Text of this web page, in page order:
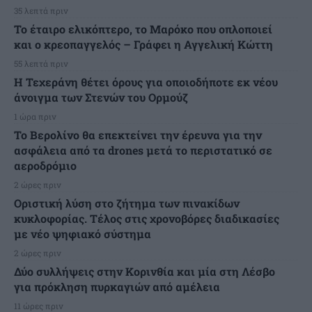
35 λεπτά πριν
Το έταιρο ελικόπτερο, το Μαρόκο που οπλοποιεί
και ο κρεοπαγγελός – Γράφει η Αγγελική Κώττη
55 λεπτά πριν
Η Τεχεράνη θέτει όρους για οποιοδήποτε εκ νέου
άνοιγμα των Στενών του Ορμούζ
1 ώρα πριν
Το Βερολίνο θα επεκτείνει την έρευνα για την
ασφάλεια από τα drones μετά το περιστατικό σε
αεροδρόμιο
2 ώρες πριν
Οριστική λύση στο ζήτημα των πινακίδων
κυκλοφορίας. Τέλος στις χρονοβόρες διαδικασίες
με νέο ψηφιακό σύστημα
2 ώρες πριν
Δύο συλλήψεις στην Κορινθία και μία στη Λέσβο
για πρόκληση πυρκαγιών από αμέλεια
11 ώρες πριν